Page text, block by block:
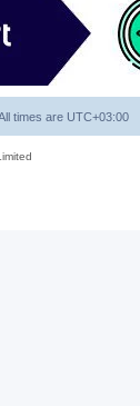
times are UTC+03:00